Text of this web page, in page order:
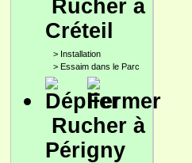
Rucher à
Créteil
> Installation
> Essaim dans le Parc
Rucher à
Périgny